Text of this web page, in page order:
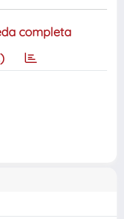
completa